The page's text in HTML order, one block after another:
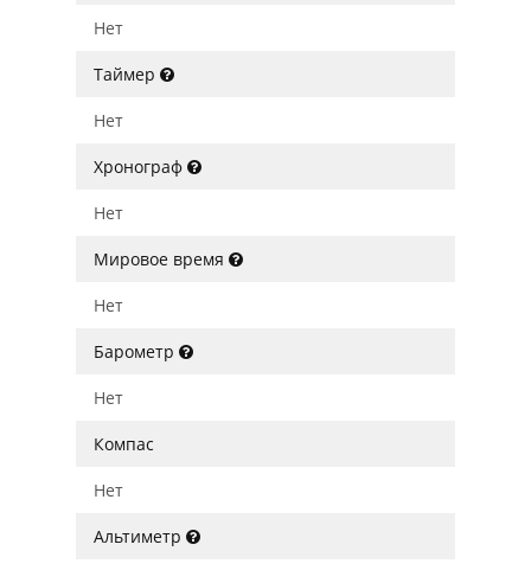
Нет
Таймер
Нет
Хронограф
Нет
Мировое время
Нет
Барометр
Нет
Компас
Нет
Альтиметр